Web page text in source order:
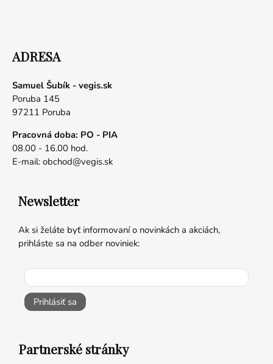
ADRESA
Samuel Šubík - vegis.sk
Poruba 145
97211 Poruba
Pracovná doba: PO - PIA
08.00 - 16.00 hod.
E-mail: obchod@vegis.sk
Newsletter
Ak si želáte byť informovaní o novinkách a akciách,
prihláste sa na odber noviniek:
Prihlásiť sa
Partnerské stránky